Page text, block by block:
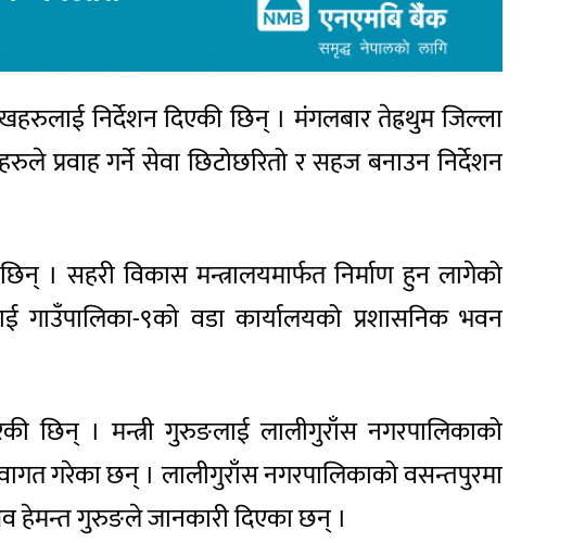
निर्देशन दिएकी छिन् । मंगलबार तेह्रथुम जिल्ला
प्रवाह गर्ने सेवा छिटोछरितो र सहज बनाउन निर्देशन
। सहरी विकास मन्त्रालयमार्फत निर्माण हुन लागेको
९को वडा कार्यालयको प्रशासनिक भवन
छिन् । मन्त्री गुरुङलाई लालीगुराँस नगरपालिकाको
गरेका छन् । लालीगुराँस नगरपालिकाको वसन्तपुरमा
हेमन्त गुरुङले जानकारी दिएका छन् ।